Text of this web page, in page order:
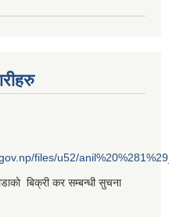
files/u52/
बिक्री कर सम्बन्धी सुचना